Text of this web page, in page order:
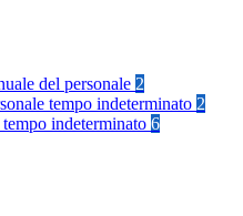
del personale 2
tempo indeterminato 2
indeterminato 6